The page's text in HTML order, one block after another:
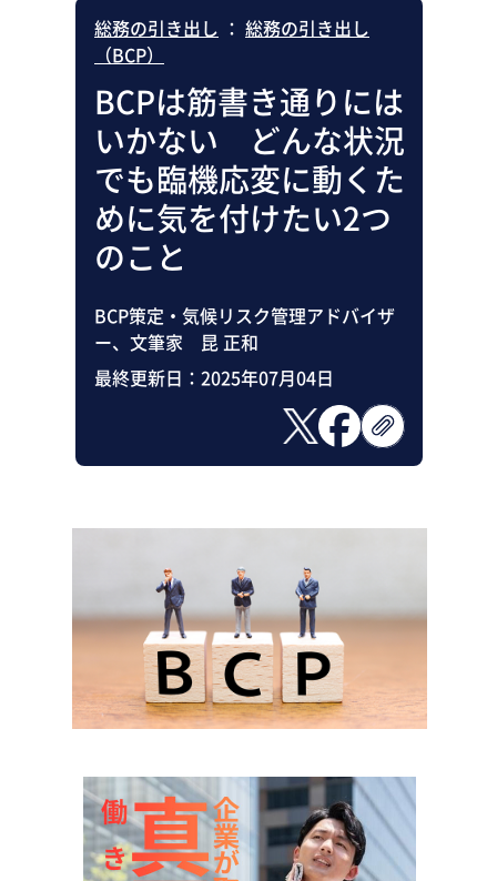
総務の引き出し ： 総務の引き出し
（BCP）
BCPは筋書き通りには
いかない どんな状況
でも臨機応変に動くた
めに気を付けたい2つ
のこと
BCP策定・気候リスク管理アドバイザ
ー、文筆家 昆 正和
最終更新日： 2025年07月04日